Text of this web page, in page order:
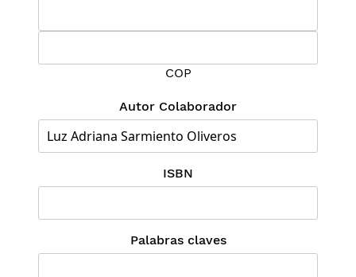
COP
Autor Colaborador
ISBN
Palabras claves